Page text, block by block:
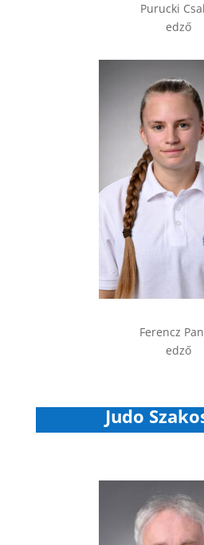
Purucki
edző
Ferencz
edző
Judo